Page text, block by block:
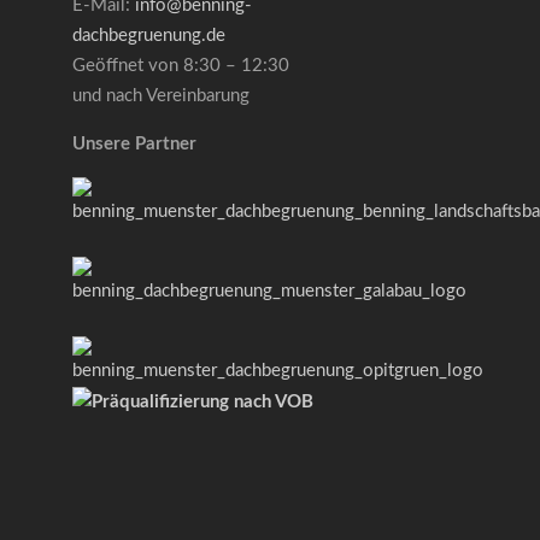
E-Mail: info@benning-
dachbegruenung.de
Geöffnet von 8:30 – 12:30
und nach Vereinbarung
Unsere Partner